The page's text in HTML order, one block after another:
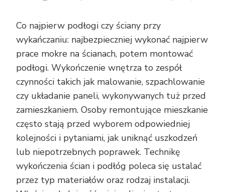
Co najpierw podłogi czy ściany przy
wykańczaniu: najbezpieczniej wykonać najpierw
prace mokre na ścianach, potem montować
podłogi. Wykończenie wnętrza to zespół
czynności takich jak malowanie, szpachlowanie
czy układanie paneli, wykonywanych tuż przed
zamieszkaniem. Osoby remontujące mieszkanie
często stają przed wyborem odpowiedniej
kolejności i pytaniami, jak uniknąć uszkodzeń
lub niepotrzebnych poprawek. Technikę
wykończenia ścian i podłóg poleca się ustalać
przez typ materiałów oraz rodzaj instalacji.